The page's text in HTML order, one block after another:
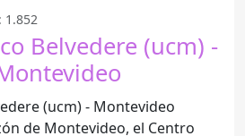
1.852
Belvedere (ucm) -
(ucm) - Montevideo
de Montevideo, el Centro